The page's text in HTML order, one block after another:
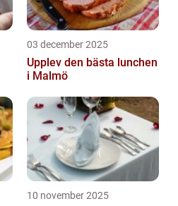
03 december 2025
Upplev den bästa lunchen
i Malmö
10 november 2025